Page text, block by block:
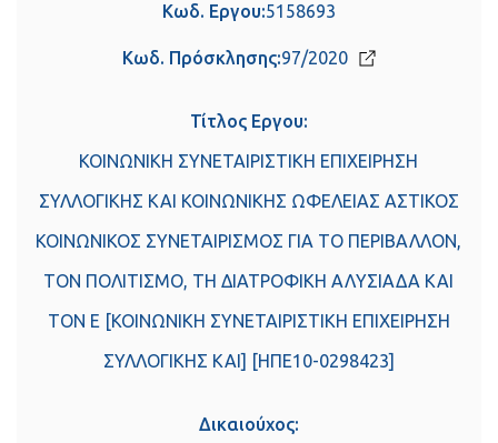
Κωδ. Εργου:5158693
Κωδ. Πρόσκλησης:97/2020
Τίτλος Εργου:
ΚΟΙΝΩΝΙΚΗ ΣΥΝΕΤΑΙΡΙΣΤΙΚΗ ΕΠΙΧΕΙΡΗΣΗ
ΣΥΛΛΟΓΙΚΗΣ ΚΑΙ ΚΟΙΝΩΝΙΚΗΣ ΩΦΕΛΕΙΑΣ ΑΣΤΙΚΟΣ
ΚΟΙΝΩΝΙΚΟΣ ΣΥΝΕΤΑΙΡΙΣΜΟΣ ΓΙΑ ΤΟ ΠΕΡΙΒΑΛΛΟΝ,
ΤΟΝ ΠΟΛΙΤΙΣΜΟ, ΤΗ ΔΙΑΤΡΟΦΙΚΗ ΑΛΥΣΙΑΔΑ ΚΑΙ
ΤΟΝ Ε [ΚΟΙΝΩΝΙΚΗ ΣΥΝΕΤΑΙΡΙΣΤΙΚΗ ΕΠΙΧΕΙΡΗΣΗ
ΣΥΛΛΟΓΙΚΗΣ ΚΑΙ] [ΗΠΕ10-0298423]
Δικαιούχος: